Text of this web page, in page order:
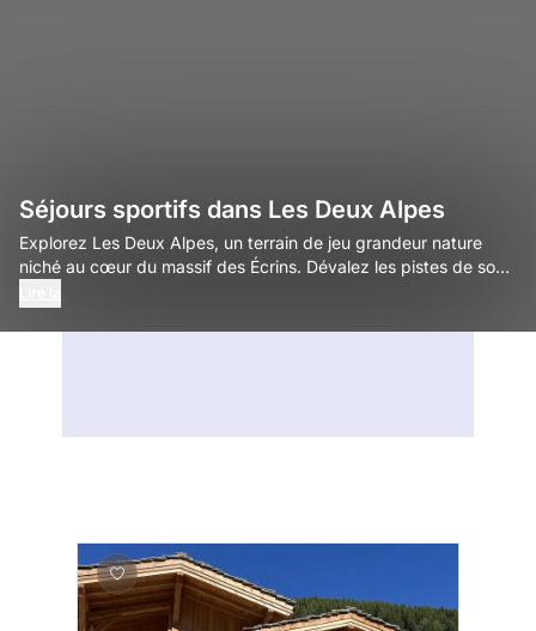
Séjours sportifs dans Les Deux Alpes
Explorez Les Deux Alpes, un terrain de jeu grandeur nature
niché au cœur du massif des Écrins. Dévalez les pistes de son
sentiers escarpés face aux glaciers de la Meije, profitez des
itinéraires de trail en altitude et chaussez les skis sur son